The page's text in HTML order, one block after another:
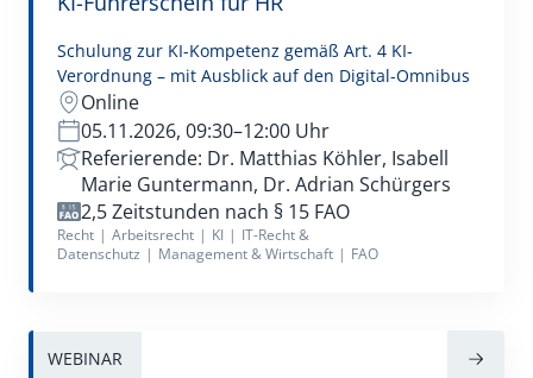
Schulung zur KI-Kompetenz gemäß Art. 4 KI-
Verordnung – mit Ausblick auf den Digital-Omnibus
Online
05.11.2026, 09:30–12:00 Uhr
Referierende: Dr. Matthias Köhler, Isabell
Marie Guntermann, Dr. Adrian Schürgers
2,5 Zeitstunden nach § 15 FAO
Recht | Arbeitsrecht | KI | IT-Recht &
Datenschutz | Management & Wirtschaft | FAO
WEBINAR